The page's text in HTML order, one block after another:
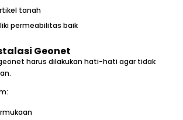
tanah
permeabilitas baik
Geonet
harus dilakukan hati-hati agar tidak